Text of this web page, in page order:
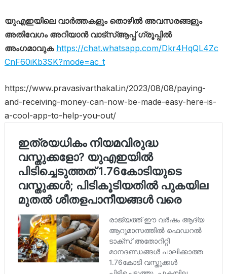
യുഎഇയിലെ വാർത്തകളും തൊഴിൽ അവസരങ്ങളും
അതിവേഗം അറിയാൻ വാട്സ്ആപ്പ് ഗ്രൂപ്പിൽ
അംഗമാവുക https://chat.whatsapp.com/Dkr4HqQL4Zc
CnF60iKb3SK?mode=ac_t
https://www.pravasivarthakal.in/2023/08/08/paying-
and-receiving-money-can-now-be-made-easy-here-is-
a-cool-app-to-help-you-out/